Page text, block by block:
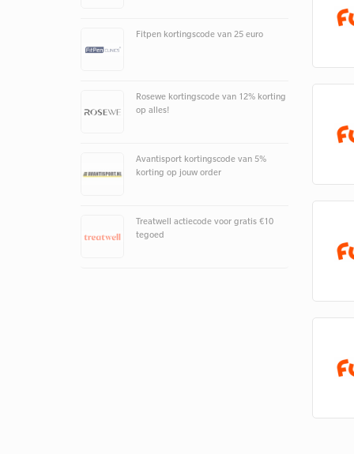
Fitpen kortingscode van 25 euro
Rosewe kortingscode van 12% korting
op alles!
Avantisport kortingscode van 5%
korting op jouw order
Treatwell actiecode voor gratis €10
tegoed